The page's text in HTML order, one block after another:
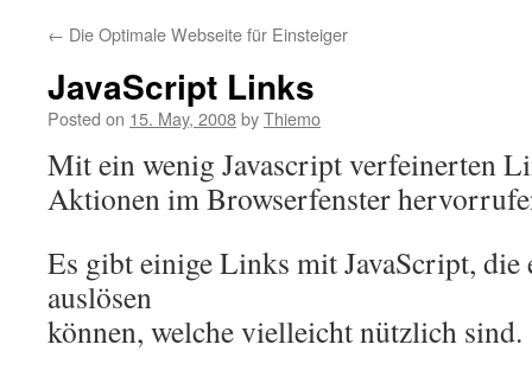
← Die Optimale Webseite für Einsteiger
JavaScript Links
Posted on 15. May, 2008byThiemo
Mit ein wenig Javascript verfeinerten
Aktionen im Browserfenster
Es gibt einige Links mit JavaScript,
auslösen
können, welche vielleicht nützlich sind.